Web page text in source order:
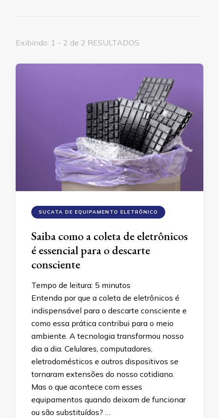
Exibindo: 1 - 2 de 2 RESULTADOS
SUCATA DE EQUIPAMENTO ELETRÔNICO
Saiba como a coleta de eletrônicos
é essencial para o descarte
consciente
Tempo de leitura: 5 minutos
Entenda por que a coleta de eletrônicos é
indispensável para o descarte consciente e
como essa prática contribui para o meio
ambiente. A tecnologia transformou nosso
dia a dia. Celulares, computadores,
eletrodomésticos e outros dispositivos se
tornaram extensões do nosso cotidiano.
Mas o que acontece com esses
equipamentos quando deixam de funcionar
ou são substituídos? …